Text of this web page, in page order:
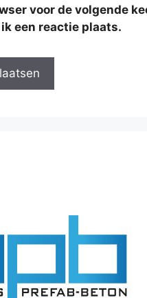
voor de volgende
een reactie plaats.